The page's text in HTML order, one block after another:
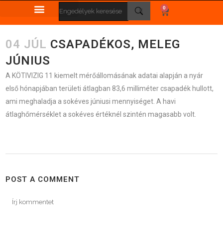
0
04 JÚL CSAPADÉKOS, MELEG
JÚNIUS
A KÖTIVIZIG 11 kiemelt mérőállomásának adatai alapján a nyár
első hónapjában területi átlagban 83,6 milliméter csapadék hullott,
ami meghaladja a sokéves júniusi mennyiséget. A havi
átlaghőmérséklet a sokéves értéknél szintén magasabb volt.
POST A COMMENT